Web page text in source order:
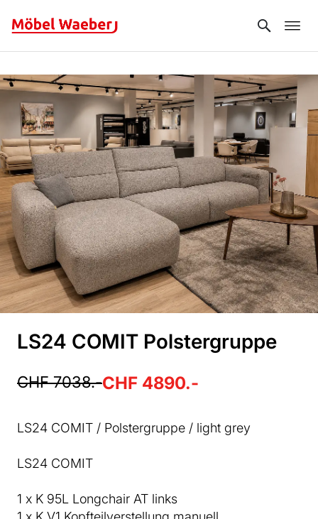
LS24 COMIT Polstergruppe
CHF 7038.-CHF 4890.-
LS24 COMIT / Polstergruppe / light grey
LS24 COMIT
1 x K 95L Longchair AT links